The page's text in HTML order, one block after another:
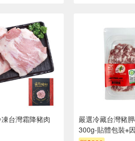
台灣霜降豬肉
嚴選冷藏台灣豬
300g-貼體包裝※